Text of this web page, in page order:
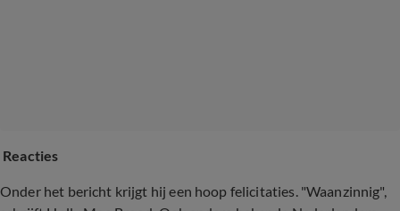
Reacties
Onder het bericht krijgt hij een hoop felicitaties. "Waanzinnig",